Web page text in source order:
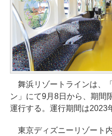
舞浜リゾートラインは、
ン」にて9月8日から、期間
運行する。運行期間は2023
東京ディズニーリゾート